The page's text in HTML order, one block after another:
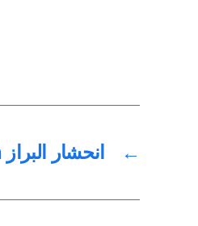
← انحشار البراز Fecal Impaction